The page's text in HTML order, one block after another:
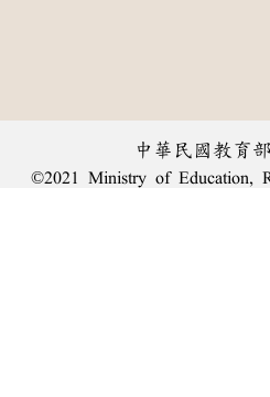
中華民國教育
©2021 Ministry of Education,